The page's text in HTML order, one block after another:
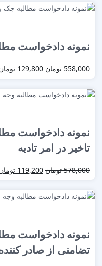
نمونه دادخواست
558,000 تومان 129,800 تومان
نمونه دادخواست
تاخیر در امر تادیه
578,000 تومان 119,200 تومان
نمونه دادخواست
تضامنی از صادر